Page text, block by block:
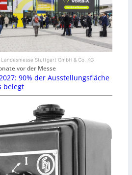
Landesmesse Stuttgart GmbH & Co. KG
vor der Messe
90% der Ausstellungsfläche
belegt